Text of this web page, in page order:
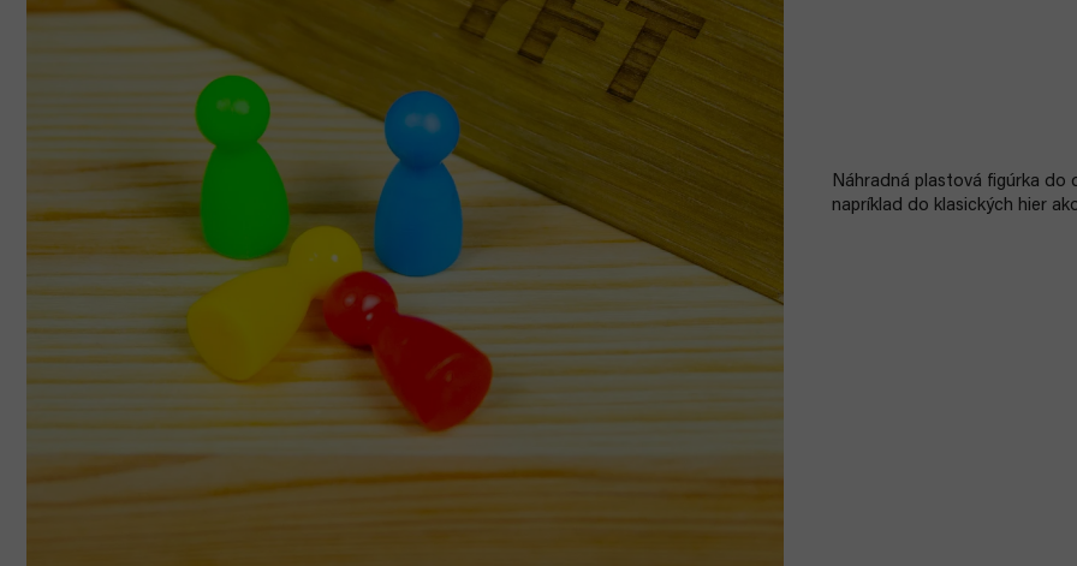
Náhradná plastová figúrka do
napríklad do klasických hier